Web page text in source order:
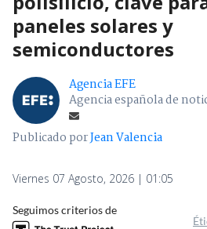
paneles solares y
semiconductores
Agencia EFE
Agencia española de
Publicado porJean Valencia
Viernes 07 Agosto, 2026 | 01:05
Seguimos criterios de